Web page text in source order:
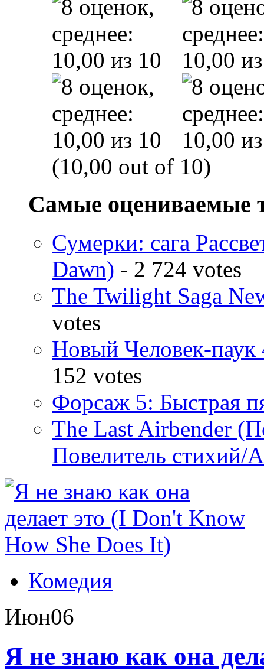
(10,00 out of 10)
Самые оцениваемые
Сумерки: cага
Dawn) - 2 724 votes
The Twilight Saga
votes
Новый Человек-
152 votes
Форсаж 5: Быстрая
The Last Airbender
Повелитель стихий/
Комедия
Июн06
Я не знаю как она